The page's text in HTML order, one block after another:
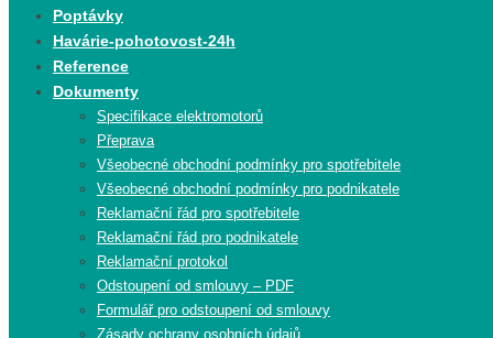
content
Poptávky
Havárie-pohotovost-24h
Reference
Dokumenty
Specifikace elektromotorů
Přeprava
Všeobecné obchodní podmínky pro spotřebitele
Všeobecné obchodní podmínky pro podnikatele
Reklamační řád pro spotřebitele
Reklamační řád pro podnikatele
Reklamační protokol
Odstoupení od smlouvy – PDF
Formulář pro odstoupení od smlouvy
Zásady ochrany osobních údajů